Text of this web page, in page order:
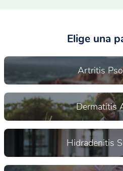
Elige una
Artritis
Dermatitis
Hidradenitis